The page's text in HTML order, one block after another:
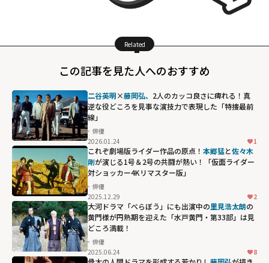
Related
この記事を見た人へのおすすめ
二谷英明×藤岡弘、 2人のカッコ良さに痺れる！真
逆な役どころを見事な演技力で表現した「特捜最前
線」
俳優
2026.01.24
1
これぞ劇場版ライダー作品の原点！ 本郷猛と佐々木
剛が演じる1号＆2号の共闘が熱い！「仮面ライダー
対ショッカー4Kリマスター版」
俳優
2025.12.29
2
大河ドラマ「べらぼう」にも出演中の里見浩太朗の
黄門様が円熟期を迎えた「水戸黄門・第33部」は見
どころ満載！
俳優
2025.06.24
8